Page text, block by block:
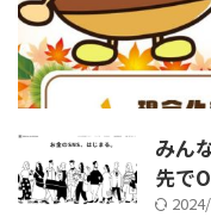
みん
先で